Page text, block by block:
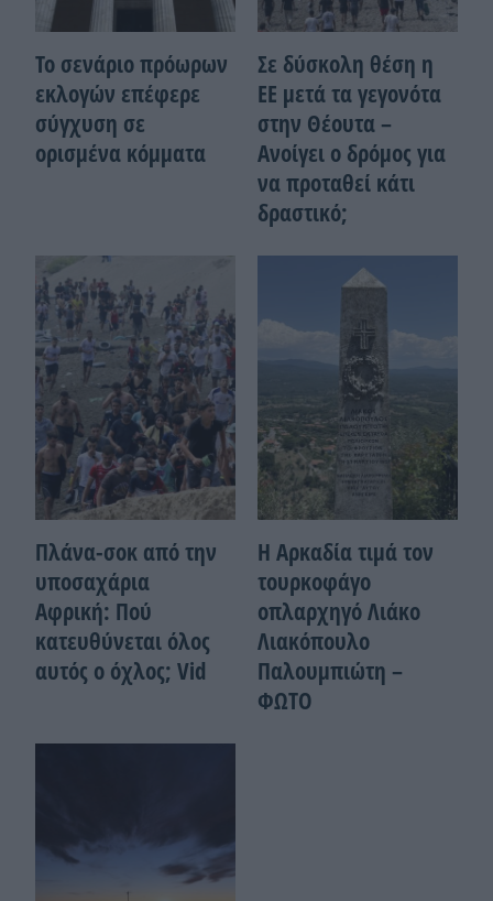
Το σενάριο πρόωρων
εκλογών επέφερε
σύγχυση σε
ορισμένα κόμματα
Σε δύσκολη θέση η
ΕΕ μετά τα γεγονότα
στην Θέουτα –
Ανοίγει ο δρόμος για
να προταθεί κάτι
δραστικό;
Πλάνα-σοκ από την
υποσαχάρια
Αφρική: Πού
κατευθύνεται όλος
αυτός ο όχλος; Vid
Η Αρκαδία τιμά τον
τουρκοφάγο
οπλαρχηγό Λιάκο
Λιακόπουλο
Παλουμπιώτη –
ΦΩΤΟ